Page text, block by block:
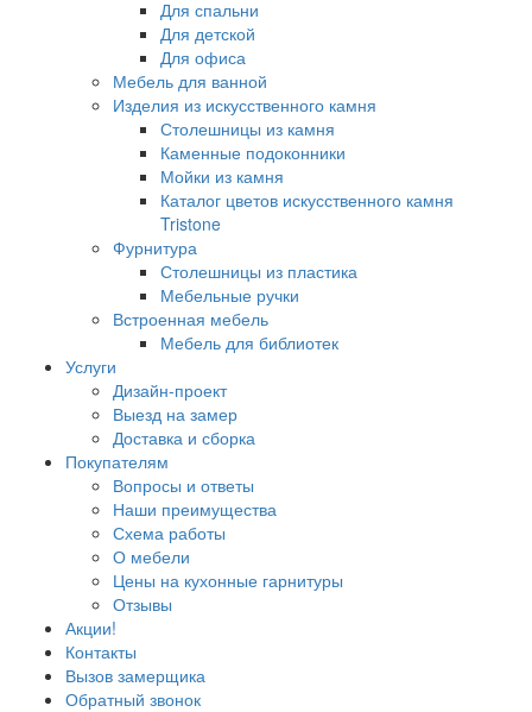
Для спальни
Для детской
Для офиса
Мебель для ванной
Изделия из искусственного камня
Столешницы из камня
Каменные подоконники
Мойки из камня
Каталог цветов искусственного камня
Tristone
Фурнитура
Столешницы из пластика
Мебельные ручки
Встроенная мебель
Мебель для библиотек
Услуги
Дизайн-проект
Выезд на замер
Доставка и сборка
Покупателям
Вопросы и ответы
Наши преимущества
Схема работы
О мебели
Цены на кухонные гарнитуры
Отзывы
Акции!
Контакты
Вызов замерщика
Обратный звонок